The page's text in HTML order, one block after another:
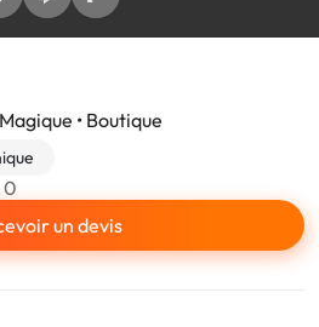
• Boutique
0
un devis